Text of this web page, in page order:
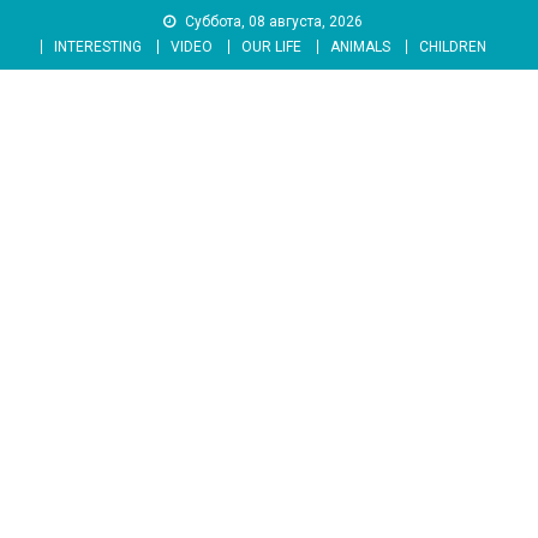
content
Суббота, 08 августа, 2026
INTERESTING
VIDEO OUR LIFE ANIMALS CHILDREN